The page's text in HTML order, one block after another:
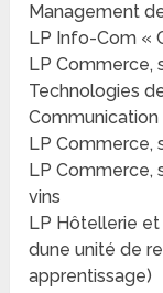
Management
LP Info-Com «
LP Commerce,
Technologies
Communication
LP
LP Commerce,
vins
LP Hôtellerie
dune unité de
apprentissage)